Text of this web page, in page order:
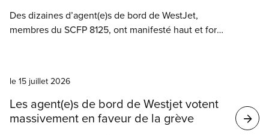
Des dizaines d’agent(e)s de bord de WestJet,
membres du SCFP 8125, ont manifesté haut et fort
est l’un des plus importants commanditaires de
l’équipe de baseball.
le 15 juillet 2026
Les agent(e)s de bord de Westjet votent
massivement en faveur de la grève